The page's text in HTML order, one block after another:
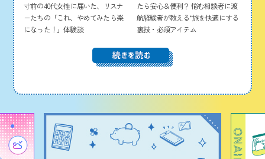
寸前の40代女性に届いた、リスナ
ーたちの「これ、やめてみたら楽
になった！」体験談
たら安心＆便利？ 悩む相談者に渡
航経験者が教える“旅を快適にする
裏技・必須アイテム